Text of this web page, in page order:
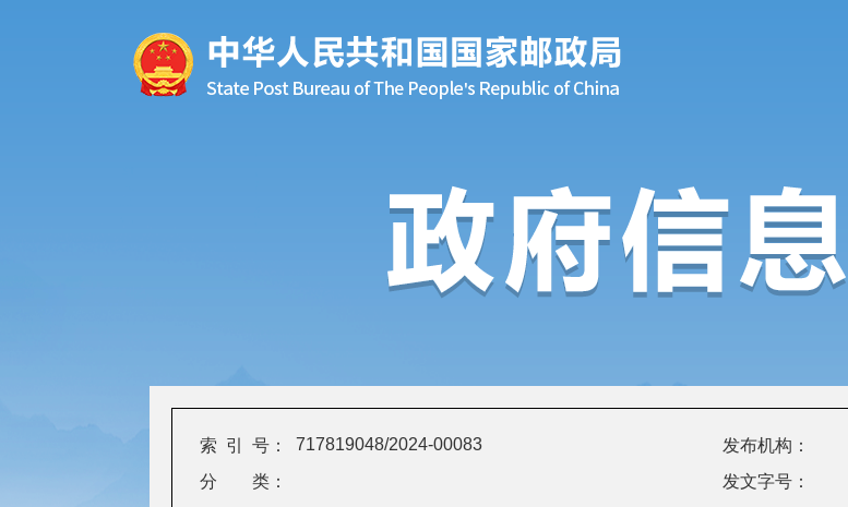
索 引 号： 717819048/2024-00083
发布机构：
分 类：
发文字号：